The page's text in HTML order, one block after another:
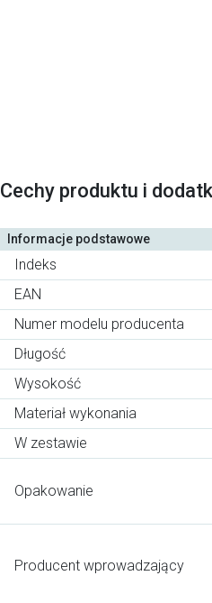
Cechy produktu i
Informacje podstawowe
Indeks
EAN
Numer modelu producenta
Długość
Wysokość
Materiał wykonania
W zestawie
Opakowanie
Producent wprowadzający